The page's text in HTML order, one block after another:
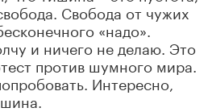
Свобода от чужих
«надо».
и ничего не делаю. Это
против шумного мира.
Интересно,